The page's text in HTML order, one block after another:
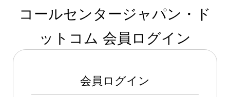
コールセンタージャパン・ド
ットコム 会員ログイン
会員ログイン